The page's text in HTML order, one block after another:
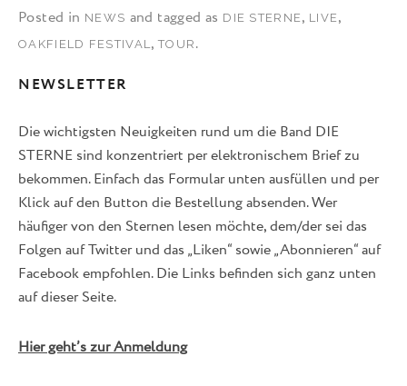
Posted in NEWS and tagged as DIE STERNE, LIVE,
OAKFIELD FESTIVAL,TOUR .
NEWSLETTER
Die wichtigsten Neuigkeiten rund um die Band DIE
STERNE sind konzentriert per elektronischem Brief zu
bekommen. Einfach das Formular unten ausfüllen und per
Klick auf den Button die Bestellung absenden. Wer
häufiger von den Sternen lesen möchte, dem/der sei das
Folgen auf Twitter und das „Liken“ sowie „Abonnieren“ auf
Facebook empfohlen. Die Links befinden sich ganz unten
auf dieser Seite.
Hier geht’s zur Anmeldung